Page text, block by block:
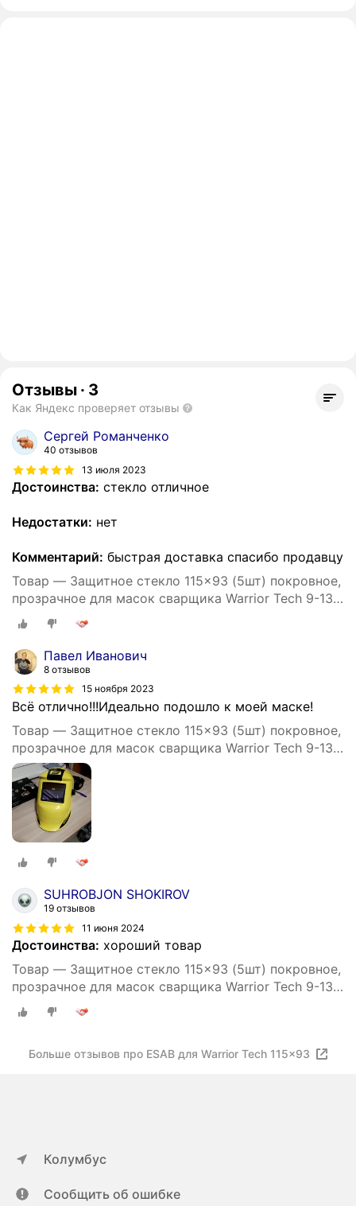
Отзывы · 3
Как Яндекс проверяет отзывы
Сергей Романченко
40 отзывов
13 июля 2023
Достоинства: стекло отличное
Недостатки: нет
Комментарий: быстрая доставка спасибо продавцу
Товар — Защитное стекло 115x93 (5шт) покровное,
прозрачное для масок сварщика Warrior Tech 9-13
0700000010 Esab, Esab Savage A40
Павел Иванович
8 отзывов
15 ноября 2023
Всё отлично!!!Идеально подошло к моей маске!
Товар — Защитное стекло 115x93 (5шт) покровное,
прозрачное для масок сварщика Warrior Tech 9-13
0700000010 Esab, Esab Savage A40
SUHROBJON SHOKIROV
19 отзывов
11 июня 2024
Достоинства: хороший товар
Товар — Защитное стекло 115x93 (5шт) покровное,
прозрачное для масок сварщика Warrior Tech 9-13
0700000010 Esab, Esab Savage A40
Больше отзывов про ESAB для Warrior Tech 115×93
Колумбус
Сообщить об ошибке